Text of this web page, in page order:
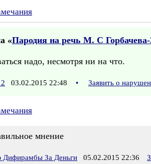
«Пародия на речь М. С Горбачева-
надо, несмотря ни на что.
03.02.2015 22:48 • Заявить о
мнение
За Деньги 05.02.2015 22:36